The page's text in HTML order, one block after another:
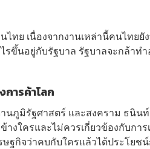
ทย เนื่องจากงานเหล่านี้คนไทยยั
รขึ้นอยู่กับรัฐบาล รัฐบาลจะกล้าท
การค้าโลก
นภูมิรัฐศาสตร์ และสงคราม ธนิน
งใครและไม่ควรเกี่ยวข้องกับกา
ษฐกิจว่าคบกับใครแล้วได้ประโย